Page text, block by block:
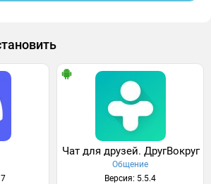
Чат для друзей. ДругВокруг
Общение
Версия: 5.5.4